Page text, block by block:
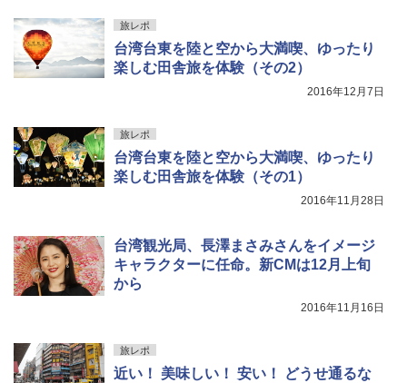
旅レポ
台湾台東を陸と空から大満喫、ゆったり
楽しむ田舎旅を体験（その2）
2016年12月7日
旅レポ
台湾台東を陸と空から大満喫、ゆったり
楽しむ田舎旅を体験（その1）
2016年11月28日
台湾観光局、長澤まさみさんをイメージ
キャラクターに任命。新CMは12月上旬
から
2016年11月16日
旅レポ
近い！ 美味しい！ 安い！ どうせ通るな